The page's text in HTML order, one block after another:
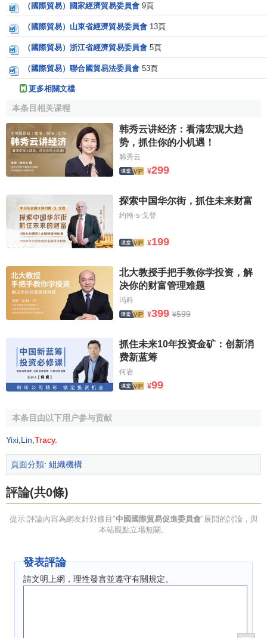
海峽兩岸經貿協調會
中國國際貿易促進會主要職責
（1）開展同世界各國、各地區經濟貿易界、商協會和其
濟貿易界人士和代表團組來訪，組織中國經濟貿易、技術代
表團、企業家代表團出國訪問和考察，參加有關國際組織和
它們的活動；負責與外國對口組織在華設立的代表機構以及
外國在華成立的商會進行聯絡；向國外派遣常駐代表或設立
代表處；組織、參加或與外國相應機構聯合召開有關經濟貿
易技術合作和法律方面的國際會議。
（2）代表國家參加國際展覽會的活動，主辦、參加世界
博覽會，赴國外主辦中國貿易展覽會和參加國際貿易博覽
會；負責全國赴國外舉辦經濟貿易展覽會或參加
的歸口協調及相關的管理、監督工作。
（3）安排和接待國外來華舉辦的經濟貿易或技術展覽
會，主辦國際專業性或
綜合性展覽會，組織並主辦國際博覽
會；協調國內有關方面接待外國來華經濟貿易與技術展覽
會。
商品原產地證明書；受理
共同海損和單獨海損理算案件；出
人力不可抗拒
證明，簽發和認證對外貿易和海上貨運業務
的文件和單證；為到國外從事臨時出口活動的公司、企業或
個人出具有關單證冊，並對其提供擔保。
（5）代理中國企業在國外或外國公司和個人在中國的商
爭議及 技術貿易
（6）開展國內外經濟調查研究和經濟貿易信息的搜集、
整理、傳遞和發佈工作，向國內外有關企業和機構提供經濟
技術合作和貿易方面的信息和咨詢服務及國內外公司、企業
的資信調查服務；聯繫、組織中外經貿界的技術交流活動；
編輯出版發行對外經濟貿易報刊以及其它出版物；組織對外
研究以及法律咨詢、法律顧問工作。
（7）指導、協調中國貿促會各地方分會、行業分會、支
（國際貿易）國家經濟貿易委員會 9頁
（國際貿易）山東省經濟貿易委員會 13頁
（國際貿易）浙江省經濟貿易委員會 5頁
（國際貿易）聯合國貿易法委員會 53頁
更多相關文檔
本条目相关课程
韩秀云讲经济：看清宏观大趋
势，抓住你的小机遇！
韩秀云
¥299
探索中国华尔街，抓住未来财富
约翰·s·戈登
¥199
北大教授手把手教你学投资，解
决你的财富管理难题
冯科
¥399 ¥599
抓住未来10年投资金矿：创新消
费新蓝筹
何岩
¥99
本条目由以下用户参与贡献
Yixi Lin Tracy.
頁面分類: 組織機構
評論(共0條)
提示:評論內容為網友針對條目"中國國際貿易促進委員會"展開的討論，與
本站觀點立場無關。
發表評論
請文明上網，理性發言並遵守有關規定。